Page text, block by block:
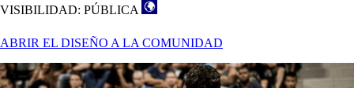
VISIBILIDAD: PÚBLICA
ABRIR EL DISEÑO A LA COMUNIDAD